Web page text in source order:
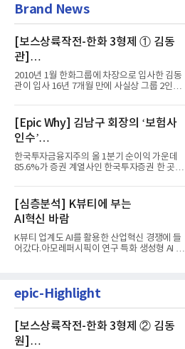
Brand News
[보스상륙작전-한화 3형제 ① 김동
관]
입사 16년 만에 수석부회장 … 경영승
계 ‘초읽기’
2010년 1월 한화그룹에 차장으로 입사한 김동
관이 입사 16년 7개월 만에 사실상 그룹 2인자
[Epic Why] 김남구 회장의 ‘보험사
인수’
발걸음이 신중해진 배경은?
한국투자금융지주의 올 1분기 순이익 가운데
85.6%가 증권 계열사인 한국투자증권 한 곳에
[심층분석] K뷰티에 부는
AI혁신 바람
K뷰티 업계도 AI를 활용한 산업혁신 경쟁에 들
어갔다.아모레퍼시픽이 연구 특화 생성형 AI 플
epic-Highlight
[보스상륙작전-한화 3형제 ② 김동
원]